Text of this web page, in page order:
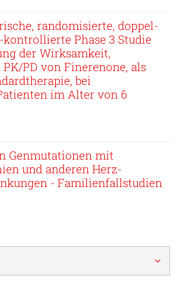
randomisierte, doppel-
kontrollierte Phase 3 Studie
der Wirksamkeit,
PD von Finerenone, als
bei
im Alter von 6
Genmutationen mit
und anderen Herz-
- Familienfallstudien